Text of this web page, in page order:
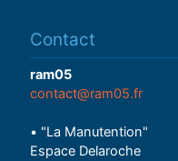
Contact
ram05
contact@ram05.fr
• "La Manutention"
Espace Delaroche